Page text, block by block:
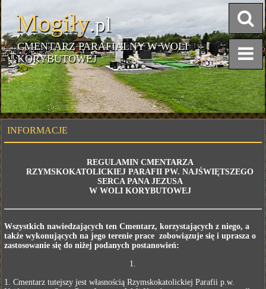
Mogiły.pl
CMENTARZ PARAFIALNY W WOLI
KORYBUTOWEJ
INFORMACJE
REGULAMIN CMENTARZA
RZYMSKOKATOLICKIEJ PARAFII PW. NAJŚWIĘTSZEGO
SERCA PANA JEZUSA
W WOLI KORYBUTOWEJ
Wszystkich nawiedzających ten Cmentarz, korzystających z niego, a
także wykonujących na jego terenie pracezobowiązuje się i uprasza o
zastosowanie się do niżej podanych postanowień:
1.
1. Cmentarz tutejszy jest własnością Rzymskokatolickiej Parafii p.w.